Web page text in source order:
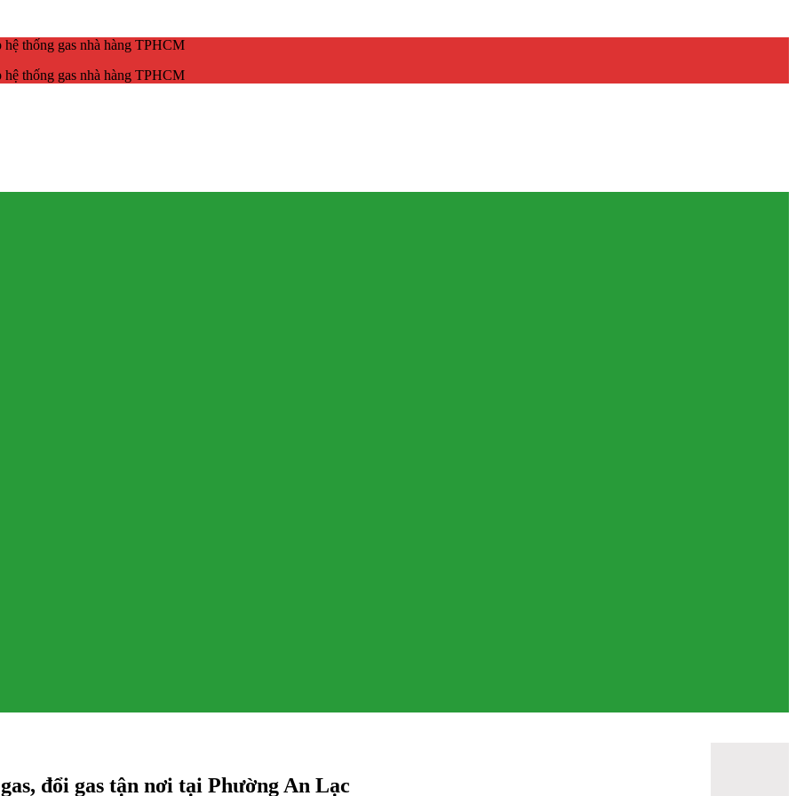
thống gas nhà hàng TPHCM
thống gas nhà hàng TPHCM
đổi gas tận nơi tại Phường An Lạc